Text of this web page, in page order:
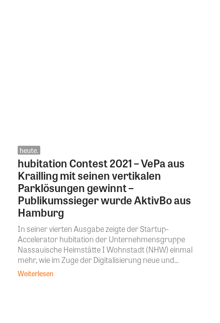
heute.
hubitation Contest 2021 – VePa aus
Krailling mit seinen vertikalen
Parklösungen gewinnt –
Publikumssieger wurde AktivBo aus
Hamburg
In seiner vierten Ausgabe zeigte der Startup-
Accelerator hubitation der Unternehmensgruppe
Nassauische Heimstätte I Wohnstadt (NHW) einmal
mehr, wie im Zuge der Digitalisierung neue und...
Weiterlesen